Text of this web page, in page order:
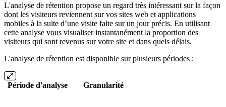
L'analyse de rétention propose un regard très intéressant sur la façon
dont les visiteurs reviennent sur vos sites web et applications
mobiles à la suite d’une visite faite sur un jour précis. En utilisant
cette analyse vous visualiser instantanément la proportion des
visiteurs qui sont revenus sur votre site et dans quels délais.
L'analyse de rétention est disponible sur plusieurs périodes :
Période d'analyse Granularité